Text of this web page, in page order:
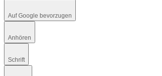
Auf Google bevorzugen
Anhören
Schrift